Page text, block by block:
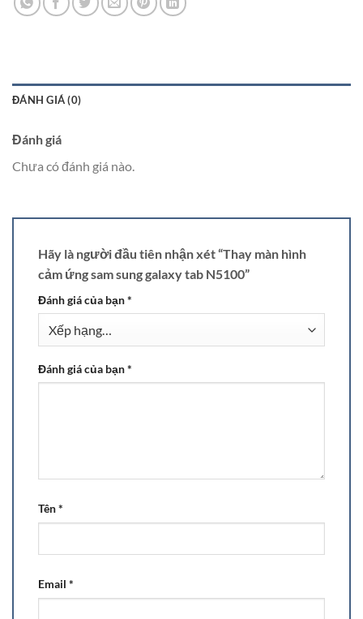
ĐÁNH GIÁ (0)
Đánh giá
Chưa có đánh giá nào.
Hãy là người đầu tiên nhận xét “Thay màn hình
cảm ứng sam sung galaxy tab N5100”
Đánh giá của bạn*
Đánh giá của bạn*
Tên*
Email *